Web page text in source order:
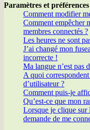
Paramètres et
Comment modifier
Comment empêcher
membres connectés ?
Les heures ne sont
J’ai changé mon
incorrecte !
Ma langue n’est pas
A quoi
d’utilisateur ?
Comment puis-je
Qu’est-ce que mon
Lorsque je clique sur
demande de me